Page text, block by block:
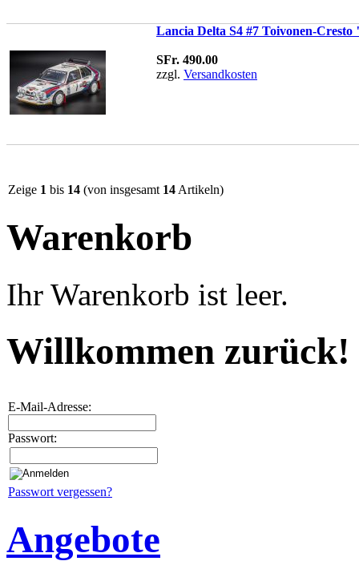
Lancia Delta S4 #7 Toivonen-
SFr. 490.00
zzgl. Versandkosten
Zeige 1 bis 14 (von insgesamt 14 Artikeln)
Warenkorb
Ihr Warenkorb ist leer.
Willkommen zurück!
E-Mail-Adresse:
Passwort:
Passwort vergessen?
Angebote